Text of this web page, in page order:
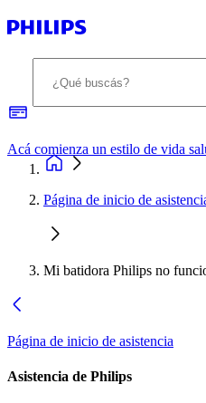
Página de inicio de
Mi batidora Philips no
Página de inicio de asistencia
Asistencia de Philips